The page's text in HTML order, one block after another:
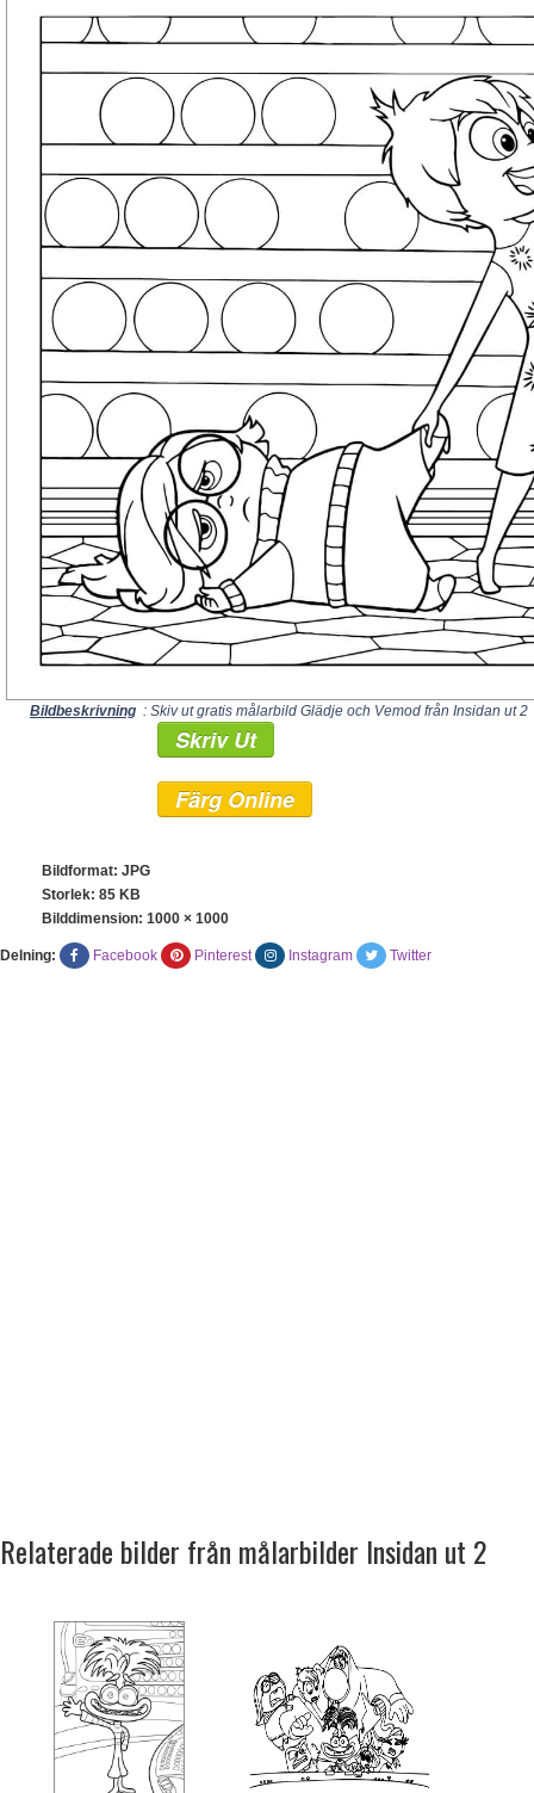
Bildbeskrivning : Skiv ut gratis målarbild Glädje och Vemod från Insidan ut 2
Skriv Ut
Färg Online
Bildformat: JPG
Storlek: 85 KB
Bilddimension: 1000 × 1000
Delning: Facebook Pinterest Instagram Twitter
Relaterade bilder från målarbilder Insidan ut 2